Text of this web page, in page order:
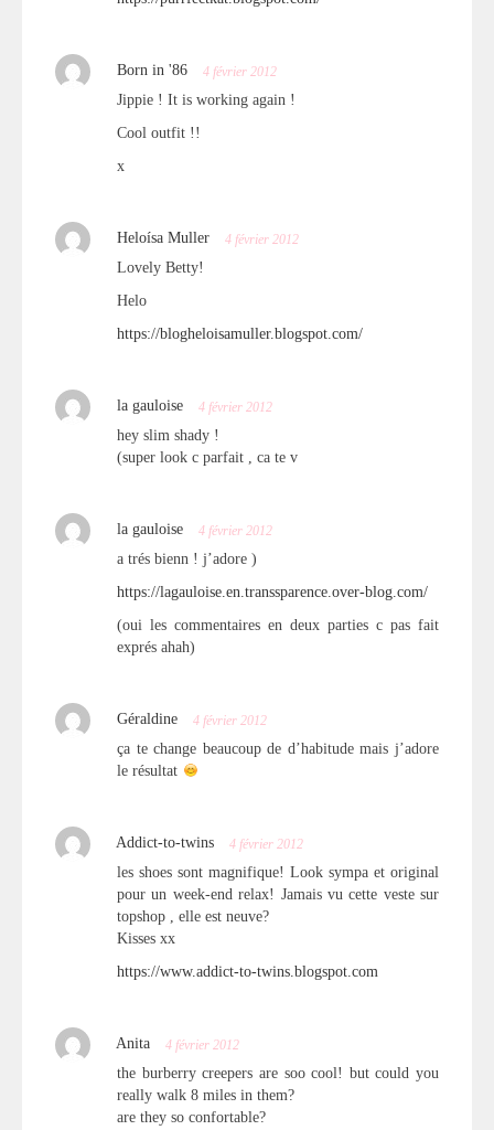
Born in '86 4 février 2012
Jippie ! It is working again !
Cool outfit !!
x
Heloísa Muller 4 février 2012
Lovely Betty!
Helo
https://blogheloisamuller.blogspot.com/
la gauloise 4 février 2012
hey slim shady !
(super look c parfait , ca te v
la gauloise 4 février 2012
a trés bienn ! j’adore )
https://lagauloise.en.transsparence.over-blog.com/
(oui les commentaires en deux parties c pas fait
exprés ahah)
Géraldine 4 février 2012
ça te change beaucoup de d’habitude mais j’adore
le résultat
Addict-to-twins 4 février 2012
les shoes sont magnifique! Look sympa et original
pour un week-end relax! Jamais vu cette veste sur
topshop , elle est neuve?
Kisses xx
https://www.addict-to-twins.blogspot.com
Anita 4 février 2012
the burberry creepers are soo cool! but could you
really walk 8 miles in them?
are they so confortable?